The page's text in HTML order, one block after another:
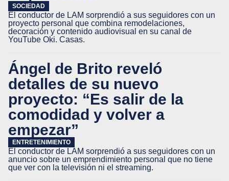
SOCIEDAD
El conductor de LAM sorprendió a sus seguidores con un
proyecto personal que combina remodelaciones,
decoración y contenido audiovisual en su canal de
YouTube Oki. Casas.
Ángel de Brito reveló
detalles de su nuevo
proyecto: “Es salir de la
comodidad y volver a
empezar”
ENTRETENIMIENTO
El conductor de LAM sorprendió a sus seguidores con un
anuncio sobre un emprendimiento personal que no tiene
que ver con la televisión ni el streaming.